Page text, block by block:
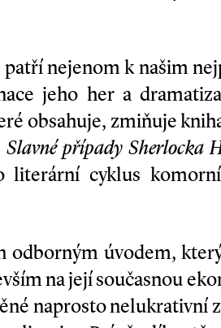
patří nejenom k našim
jeho her a
obsahuje, zmiňuje
Slavné případy Sherlocka
literární cyklus
odborným úvodem,
na její současnou
naprosto